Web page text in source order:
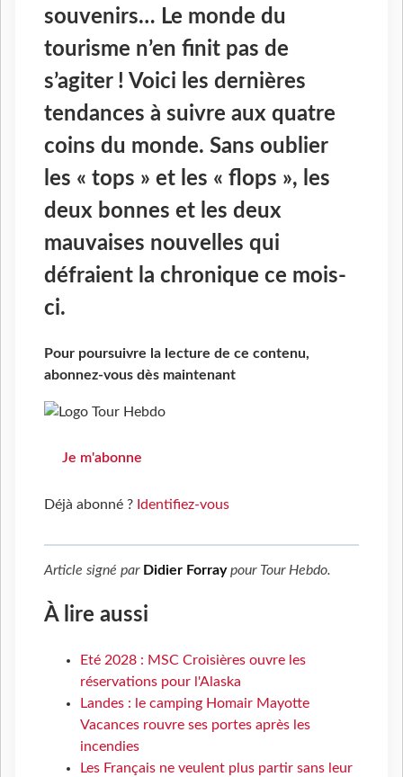
souvenirs… Le monde du
tourisme n’en finit pas de
s’agiter ! Voici les dernières
tendances à suivre aux quatre
coins du monde. Sans oublier
les « tops » et les « flops », les
deux bonnes et les deux
mauvaises nouvelles qui
défraient la chronique ce mois-
ci.
Pour poursuivre la lecture de ce contenu,
abonnez-vous dès maintenant
Je m'abonne
Déjà abonné ? Identifiez-vous
Article signé par Didier Forraypour Tour Hebdo.
À lire aussi
Eté 2028 : MSC Croisières ouvre les
réservations pour l'Alaska
Landes : le camping Homair Mayotte
Vacances rouvre ses portes après les
incendies
Les Français ne veulent plus partir sans leur